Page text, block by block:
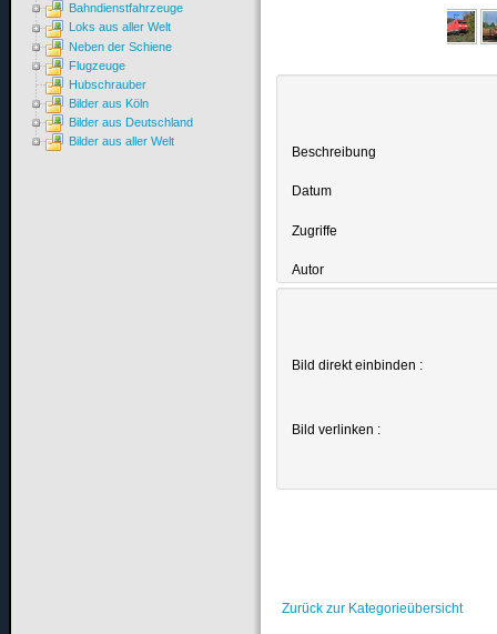
Beschreibung
Datum
Zugriffe
Autor
Bild direkt einbinden :
Bild verlinken :
Zurück zur Kategorieübersicht
Bahndienstfahrzeuge
Loks aus aller Welt
Neben der Schiene
Flugzeuge
Hubschrauber
Bilder aus Köln
Bilder aus Deutschland
Bilder aus aller Welt